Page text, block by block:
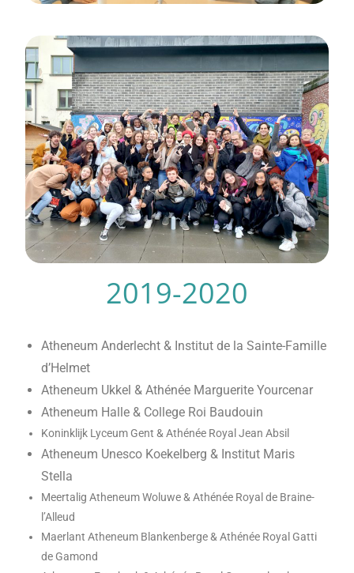
2019-2020
Atheneum Anderlecht & Institut de la Sainte-Famille
d’Helmet
Atheneum Ukkel & Athénée Marguerite Yourcenar
Atheneum Halle & College Roi Baudouin
Koninklijk Lyceum Gent & Athénée Royal Jean Absil
Atheneum Unesco Koekelberg & Institut Maris
Stella
Meertalig Atheneum Woluwe & Athénée Royal de Braine-
l’Alleud
Maerlant Atheneum Blankenberge & Athénée Royal Gatti
de Gamond